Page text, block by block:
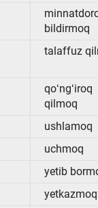
bildirmoq
talaffuz
qoʻngʻiroq
qilmoq
ushlamoq
uchmoq
yetib
yetkazmoq